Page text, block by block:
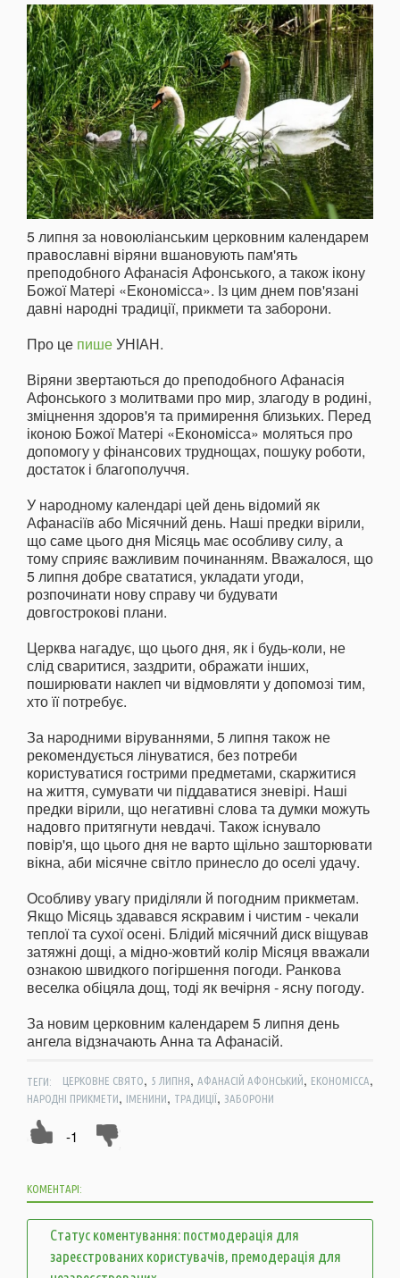
5 липня за новоюліанським церковним календарем
православні віряни вшановують пам'ять
преподобного Афанасія Афонського, а також ікону
Божої Матері «Економісса». Із цим днем пов'язані
давні народні традиції, прикмети та заборони.
Про це пишеУНІАН.
Віряни звертаються до преподобного Афанасія
Афонського з молитвами про мир, злагоду в родині,
зміцнення здоров'я та примирення близьких. Перед
іконою Божої Матері «Економісса» моляться про
допомогу у фінансових труднощах, пошуку роботи,
достаток і благополуччя.
У народному календарі цей день відомий як
Афанасіїв або Місячний день. Наші предки вірили,
що саме цього дня Місяць має особливу силу, а
тому сприяє важливим починанням. Вважалося, що
5 липня добре свататися, укладати угоди,
розпочинати нову справу чи будувати
довгострокові плани.
Церква нагадує, що цього дня, як і будь-коли, не
слід сваритися, заздрити, ображати інших,
поширювати наклеп чи відмовляти у допомозі тим,
хто її потребує.
За народними віруваннями, 5 липня також не
рекомендується лінуватися, без потреби
користуватися гострими предметами, скаржитися
на життя, сумувати чи піддаватися зневірі. Наші
предки вірили, що негативні слова та думки можуть
надовго притягнути невдачі. Також існувало
повір'я, що цього дня не варто щільно зашторювати
вікна, аби місячне світло принесло до оселі удачу.
Особливу увагу приділяли й погодним прикметам.
Якщо Місяць здавався яскравим і чистим - чекали
теплої та сухої осені. Блідий місячний диск віщував
затяжні дощі, а мідно-жовтий колір Місяця вважали
ознакою швидкого погіршення погоди. Ранкова
веселка обіцяла дощ, тоді як вечірня - ясну погоду.
За новим церковним календарем 5 липня день
ангела відзначають Анна та Афанасій.
ТЕГИ: ЦЕРКОВНЕ СВЯТО, 5 ЛИПНЯ, АФАНАСІЙ АФОНСЬКИЙ, ЕКОНОМІССА,
НАРОДНІ ПРИКМЕТИ, ІМЕНИНИ, ТРАДИЦІЇ, ЗАБОРОНИ
-1
КОМЕНТАРІ:
Статус коментування: постмодерація для
зареєстрованих користувачів, премодерація для